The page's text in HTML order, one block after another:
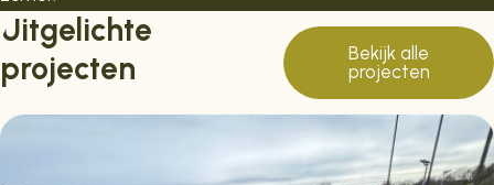
Uitgelichte
projecten
Bekijk alle
projecten